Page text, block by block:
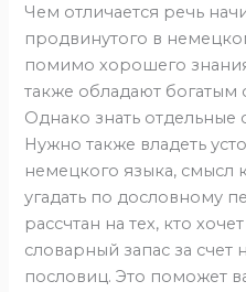
Чем отличается речь
продвинутого в
помимо хорошего
также обладают богатым
Однако знать отдельные
Нужно также владеть
немецкого языка, смысл
угадать по дословному
рассчтан на тех, кто
словарный запас за
пословиц. Это поможет